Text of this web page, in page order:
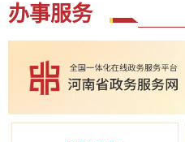
办事服务